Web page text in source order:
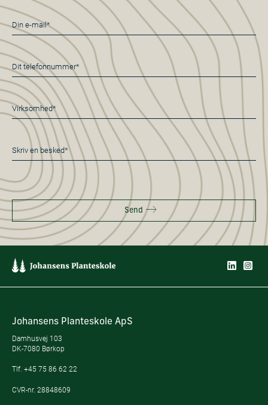
E-
mail
*
Telefon
*
Virksomhed*
*
Besked
*
Send
Johansens Planteskole ApS
Damhusvej 103
DK-7080 Børkop
Tlf. +45 75 86 62 22
CVR-nr. 28848609